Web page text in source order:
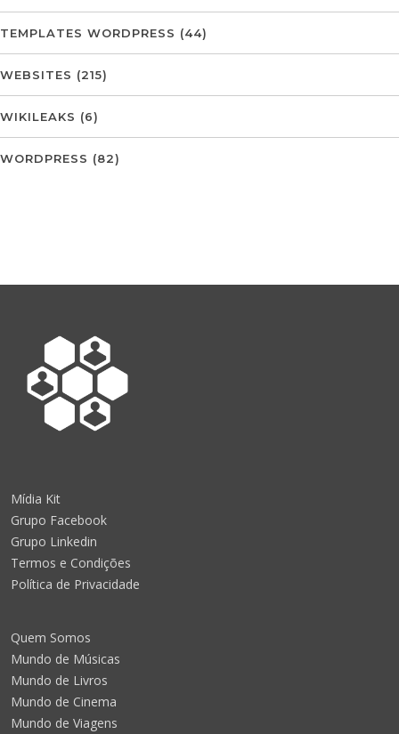
TEMPLATES WORDPRESS (44)
WEBSITES (215)
WIKILEAKS (6)
WORDPRESS (82)
Mídia Kit
Grupo Facebook
Grupo Linkedin
Termos e Condições
Política de Privacidade
Quem Somos
Mundo de Músicas
Mundo de Livros
Mundo de Cinema
Mundo de Viagens